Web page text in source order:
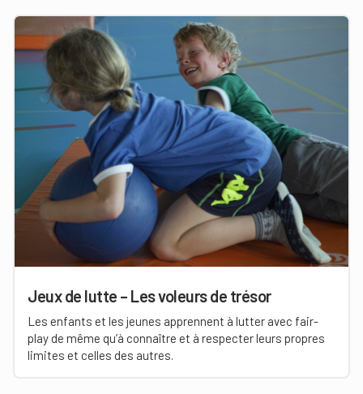
Jeux de lutte – Les voleurs de trésor
Les enfants et les jeunes apprennent à lutter avec fair-
play de même qu’à connaître et à respecter leurs propres
limites et celles des autres.